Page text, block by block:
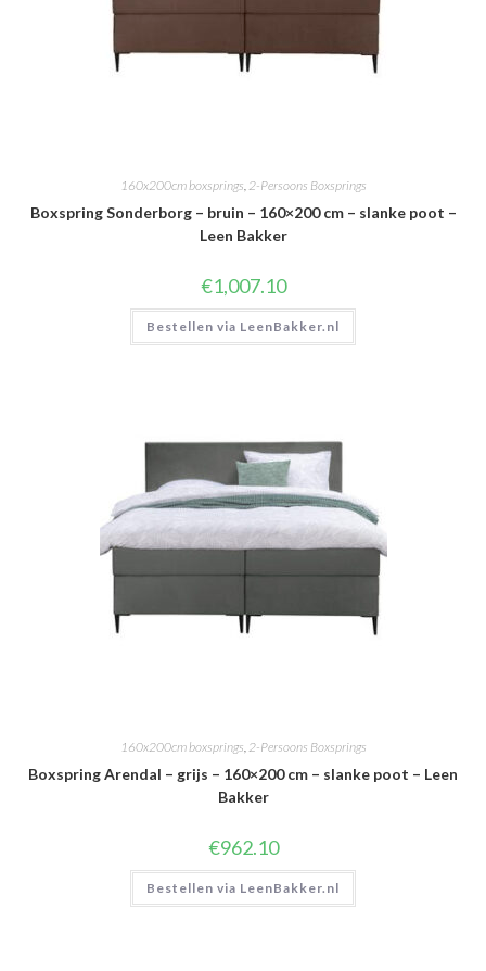
160x200cm boxsprings,2-Persoons Boxsprings
Boxspring Sonderborg – bruin – 160×200 cm – slanke poot –
Leen Bakker
€1,007.10
Bestellen via LeenBakker.nl
160x200cm boxsprings 2-Persoons Boxsprings
Boxspring Arendal – grijs – 160×200 cm – slanke poot – Leen
Bakker
€962.10
Bestellen via LeenBakker.nl